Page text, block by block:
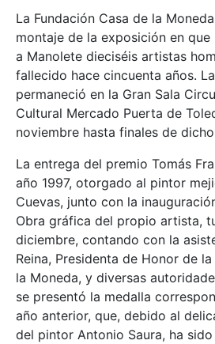
La Fundación Casa de la
montaje de la exposición en
a Manolete dieciséis artistas
fallecido hace cincuenta años.
permaneció en la Gran Sala
Cultural Mercado Puerta de
noviembre hasta finales de
La entrega del premio Tomás
año 1997, otorgado al pintor
Cuevas, junto con la
Obra gráfica del propio artista,
diciembre, contando con la
Reina, Presidenta de Honor de
la Moneda, y diversas
se presentó la medalla
año anterior, que, debido al
del pintor Antonio Saura, ha sido